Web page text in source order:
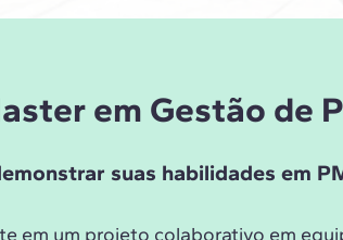
em Gestão de
suas habilidades em
em um projeto colaborativo em